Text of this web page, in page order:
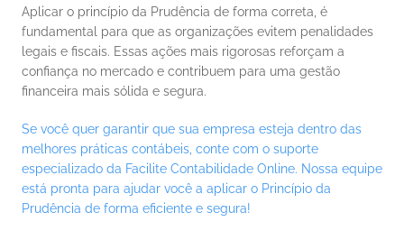
Aplicar o princípio da Prudência de forma correta, é
fundamental para que as organizações evitem penalidades
legais e fiscais. Essas ações mais rigorosas reforçam a
confiança no mercado e contribuem para uma gestão
financeira mais sólida e segura.
Se você quer garantir que sua empresa esteja dentro das
melhores práticas contábeis, conte com o suporte
especializado da Facilite Contabilidade Online. Nossa equipe
está pronta para ajudar você a aplicar o Princípio da
Prudência de forma eficiente e segura!